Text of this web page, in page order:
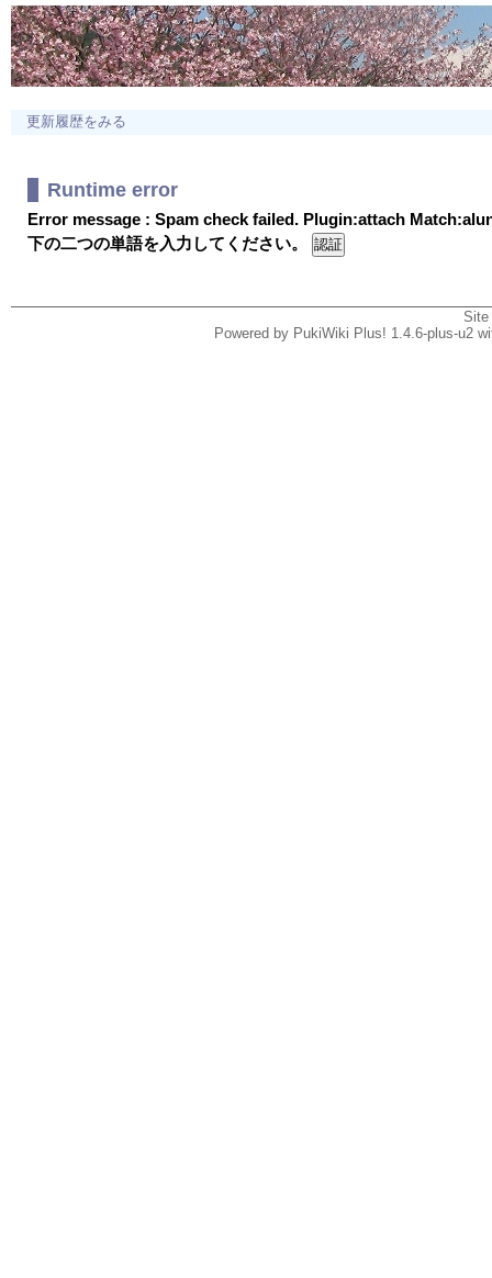
更新履歴をみる
Runtime error
Error message : Spam check failed. Plugin:attach
下の二つの単語を入力してください。
Powered by PukiWiki Plus! 1.4.6-plus-u2